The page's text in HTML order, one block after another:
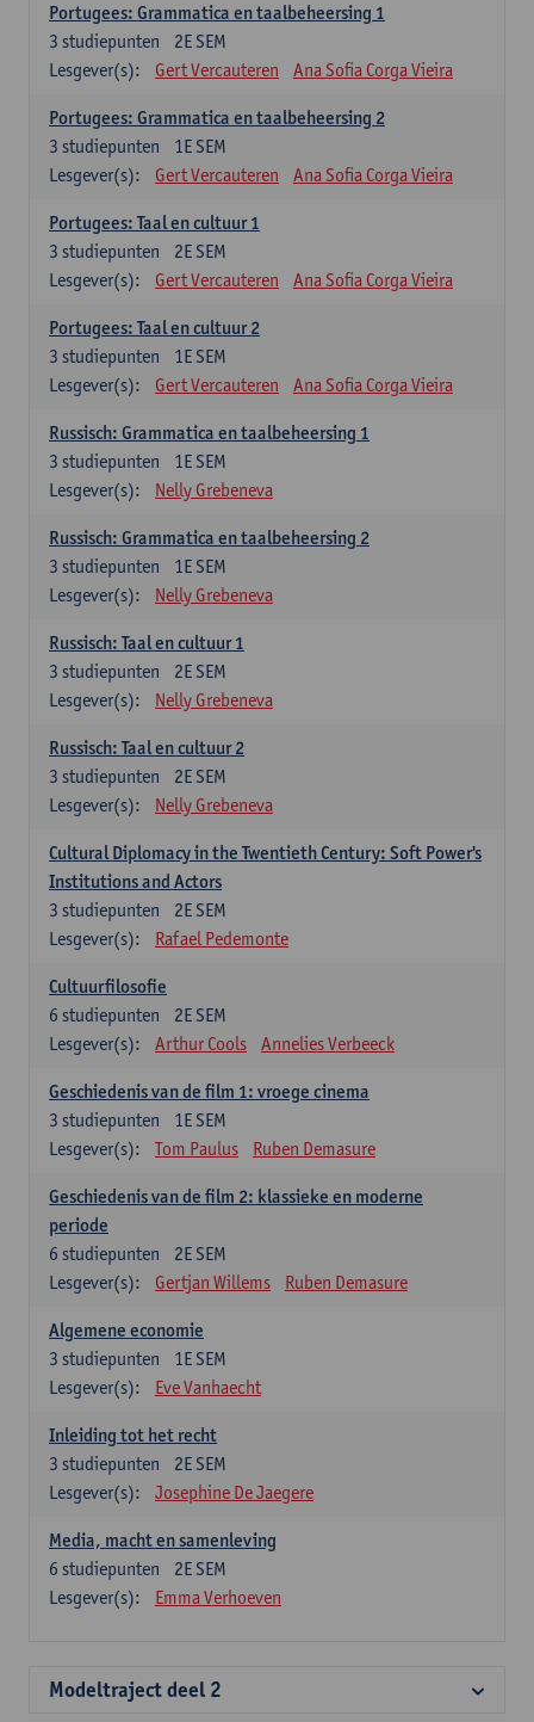
Portugees: Grammatica en taalbeheersing 1
2E SEM
3 studiepunten
Lesgever(s):
Gert Vercauteren Ana Sofia Corga Vieira
Portugees: Grammatica en taalbeheersing 2
1E SEM
3 studiepunten
Lesgever(s):
Gert Vercauteren Ana Sofia Corga Vieira
Portugees: Taal en cultuur 1
2E SEM
3 studiepunten
Lesgever(s):
Gert Vercauteren Ana Sofia Corga Vieira
Portugees: Taal en cultuur 2
1E SEM
3 studiepunten
Lesgever(s):
Gert Vercauteren Ana Sofia Corga Vieira
Russisch: Grammatica en taalbeheersing 1
1E SEM
3 studiepunten
Lesgever(s):
Nelly Grebeneva
Russisch: Grammatica en taalbeheersing 2
1E SEM
3 studiepunten
Lesgever(s):
Nelly Grebeneva
Russisch: Taal en cultuur 1
2E SEM
3 studiepunten
Lesgever(s):
Nelly Grebeneva
Russisch: Taal en cultuur 2
2E SEM
3 studiepunten
Lesgever(s):
Nelly Grebeneva
Cultural Diplomacy in the Twentieth Century: Soft Power's
Institutions and Actors
2E SEM
3 studiepunten
Lesgever(s):
Rafael Pedemonte
Cultuurfilosofie
2E SEM
6 studiepunten
Lesgever(s):
Arthur Cools Annelies Verbeeck
Geschiedenis van de film 1: vroege cinema
1E SEM
3 studiepunten
Lesgever(s):
Tom Paulus Ruben Demasure
Geschiedenis van de film 2: klassieke en moderne
periode
2E SEM
6 studiepunten
Lesgever(s):
Gertjan Willems Ruben Demasure
Algemene economie
1E SEM
3 studiepunten
Lesgever(s):
Eve Vanhaecht
Inleiding tot het recht
2E SEM
3 studiepunten
Lesgever(s):
Josephine De Jaegere
Media, macht en samenleving
2E SEM
6 studiepunten
Lesgever(s):
Emma Verhoeven
Modeltraject deel 2